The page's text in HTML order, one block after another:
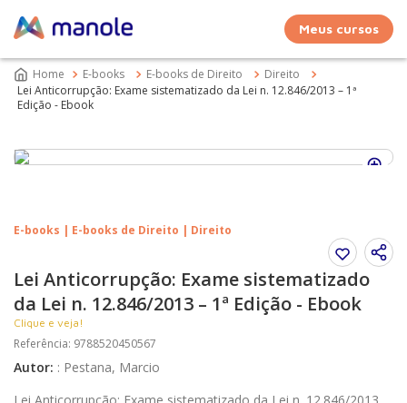
Meus cursos
E-books E-books de Direito
Direito
Lei Anticorrupção: Exame sistematizado da Lei n. 12.846/2013 – 1ª
Edição - Ebook
E-books | E-books de Direito | Direito
Lei Anticorrupção: Exame sistematizado
da Lei n. 12.846/2013 – 1ª Edição - Ebook
Clique e veja!
Referência: 9788520450567
Autor: : Pestana, Marcio